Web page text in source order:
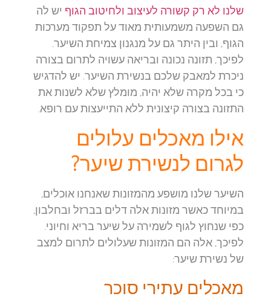
שלנו לא רק קשורה לעיצוב ולחיטוב הגוףיש לה
גם השפעה משמעותית מאוד על תפקוד מערכות
הגוף, ובין היתר גם על מנגנון צמיחת השיער.
לפיכך, תזונה נכונה ובריאה עשויה לתרום בצורה
ניכרת למאבק שלכם בנשירת השיער. יש להדגיש
כי בכל מקרה שלא יהיה, מומלץ שלא לשנות את
התזונה בצורה קיצונית ללא התייעצות עם רופא.
אילו מאכלים עלולים
לגרום לנשירת שיער?
השיער שלנו מושפע מהמזונות שאנחנו אוכלים,
במיוחד כאשר מזונות אלה דלים בברזל ובחלבון,
כפי שנחוץ לגוף לשמירה על שיער בריא וחיוני.
לפיכך, אלה הם המזונות שעלולים לתרום למצב
של נשירת שיער:
מאכלים עתירי סוכר